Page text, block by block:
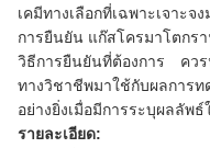
เคมีทางเลือกที่เฉพาะเจาะจ
การยืนยัน แก๊สโครมาโตกร
วิธีการยืนยันที่ต้องการ คว
ทางวิชาชีพมาใช้กับผลการท
อย่างยิ่งเมื่อมีการระบุผลลัพธ์
รายละเอียด: